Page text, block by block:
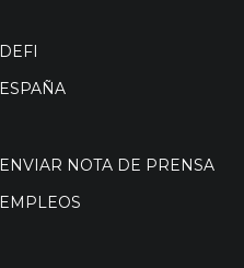
DEFI
ESPAÑA
ENVIAR NOTA DE PRENSA
EMPLEOS